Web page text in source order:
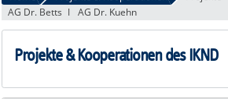
AG Dr. Betts
AG Dr. Kuehn
Projekte & Kooperationen des IKND